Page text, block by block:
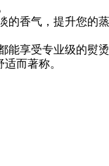
香气，提升您的
享受专业级的熨
而著称。